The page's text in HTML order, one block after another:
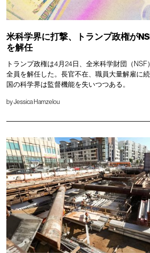
米科学界に打撃、トランプ政権が
を解任
トランプ政権は4月24日、全米科学財団（
全員を解任した。長官不在、職員大量解雇に
国の科学界は監督機能を失いつつある。
byJessica Hamzelou